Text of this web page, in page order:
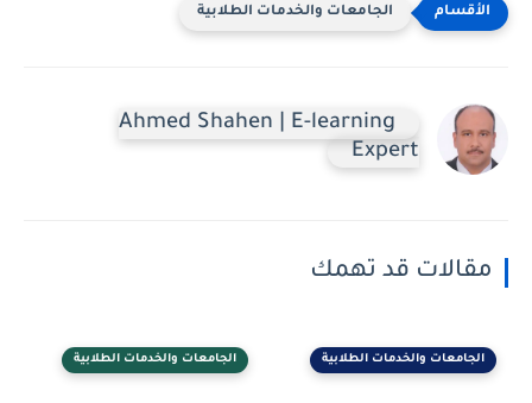
الجامعات والخدمات الطلابية
Ahmed Shahen | E-learning
Expert
مقالات قد تهمك
الجامعات والخدمات الطلابية الجامعات والخدمات الطلابية